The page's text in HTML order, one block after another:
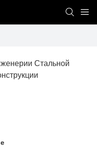
Стальной